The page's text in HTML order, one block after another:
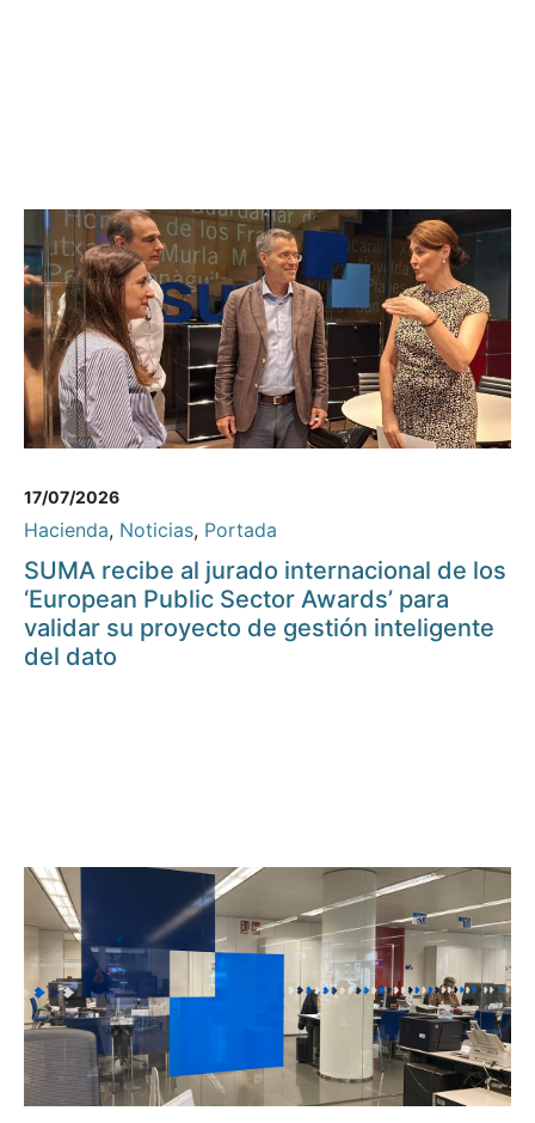
17/07/2026
Hacienda, Noticias, Portada
SUMA recibe al jurado internacional de los
‘European Public Sector Awards’ para
validar su proyecto de gestión inteligente
del dato